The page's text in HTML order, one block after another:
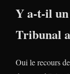
Y a-t-il
Tribunal
Oui le recours